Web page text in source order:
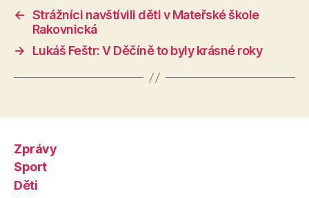
← Strážníci navštívili děti v Mateřské škole
Rakovnická
→
Lukáš Feštr: V Děčíně to byly krásné roky
Zprávy
Sport
Děti